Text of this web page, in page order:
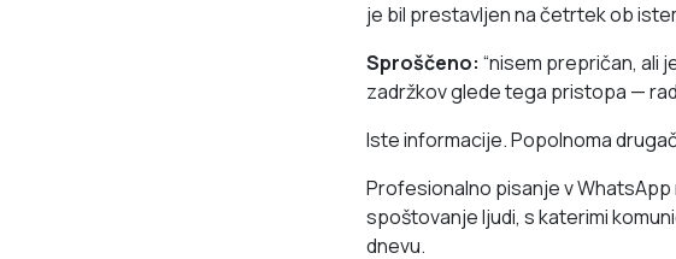
je bil prestavljen na četrtek ob
Sproščeno: “nisem prepričan, ali
zadržkov glede tega pristopa —
Iste informacije. Popolnoma
Profesionalno pisanje v
spoštovanje ljudi, s katerimi
dnevu.